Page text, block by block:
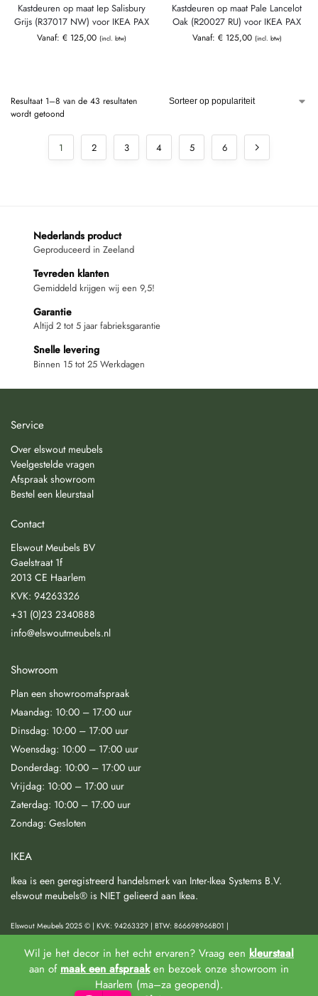
Wil je het decor in het echt ervaren? Vraag een kleurstaal
aan of maak een afspraaken bezoek onze showroom in
Haarlem (ma–za geopend).
Kastdeuren op maat Iep Salisbury
Grijs (R37017 NW) voor IKEA PAX
Vanaf: €125,00 (incl. btw)
Kastdeuren op maat Pale Lancelot
Oak (R20027 RU) voor IKEA PAX
Vanaf: €125,00 (incl. btw)
Resultaat 1–8 van de 43 resultaten
wordt getoond
1 2 3 4 5 6
Nederlands product
Geproduceerd in Zeeland
Tevreden klanten
Gemiddeld krijgen wij een 9,5!
Garantie
Altijd 2 tot 5 jaar fabrieksgarantie
Snelle levering
Binnen 15 tot 25 Werkdagen
Service
Over elswout meubels
Veelgestelde vragen
Afspraak showroom
Bestel een kleurstaal
Contact
Elswout Meubels BV
Gaelstraat 1f
2013 CE Haarlem
KVK: 94263326
+31 (0)23 2340888
info@elswoutmeubels.nl
Showroom
Plan een showroomafspraak
Maandag: 10:00 – 17:00 uur
Dinsdag: 10:00 – 17:00 uur
Woensdag: 10:00 – 17:00 uur
Donderdag: 10:00 – 17:00 uur
Vrijdag: 10:00 – 17:00 uur
Zaterdag: 10:00 – 17:00 uur
Zondag: Gesloten
IKEA
Ikea is een geregistreerd handelsmerk van Inter-Ikea Systems B.V.
elswout meubels® is NIET gelieerd aan Ikea.
Elswout Meubels 2025 © | KVK: 94263329 | BTW: 866698966B01 |
Algemene voorwaarden |Privacy & Cookies |Herroeping & Klachtenregeling